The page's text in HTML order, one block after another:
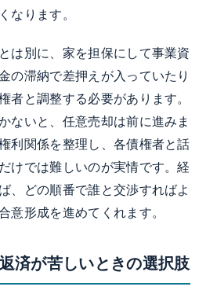
なります。
は別に、家を担保にして事業資
の滞納で差押えが入っていたり
者と調整する必要があります。
ないと、任意売却は前に進みま
利関係を整理し、各債権者と話
けでは難しいのが実情です。経
、どの順番で誰と交渉すればよ
意形成を進めてくれます。
済が苦しいときの選択肢